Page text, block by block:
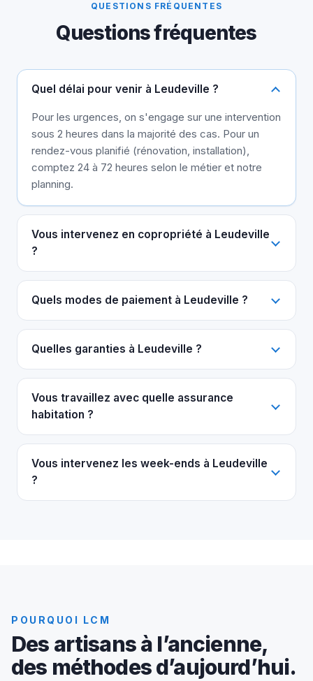
QUESTIONS FRÉQUENTES
Questions fréquentes
Quel délai pour venir à Leudeville ?
Pour les urgences, on s'engage sur une intervention
sous 2 heures dans la majorité des cas. Pour un
rendez-vous planifié (rénovation, installation),
comptez 24 à 72 heures selon le métier et notre
planning.
Vous intervenez en copropriété à Leudeville
?
Quels modes de paiement à Leudeville ?
Quelles garanties à Leudeville ?
Vous travaillez avec quelle assurance
habitation ?
Vous intervenez les week-ends à Leudeville
?
POURQUOI LCM
Des artisans à l’ancienne,
des méthodes d’aujourd’hui.